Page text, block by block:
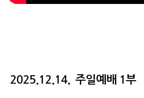
2025.12.14. 주일예배 1부